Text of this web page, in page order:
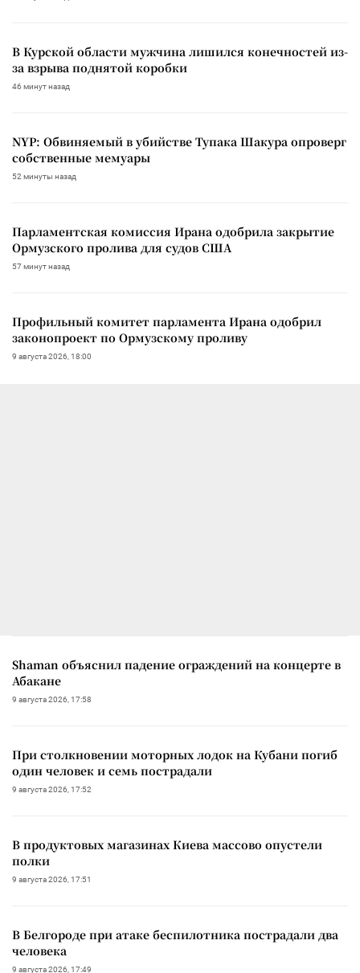
В Курской области мужчина лишился конечностей из-
за взрыва поднятой коробки
46 минут назад
NYP: Обвиняемый в убийстве Тупака Шакура опроверг
собственные мемуары
52 минуты назад
Парламентская комиссия Ирана одобрила закрытие
Ормузского пролива для судов США
57 минут назад
Профильный комитет парламента Ирана одобрил
законопроект по Ормузскому проливу
9 августа 2026, 18:00
Shaman объяснил падение ограждений на концерте в
Абакане
9 августа 2026, 17:58
При столкновении моторных лодок на Кубани погиб
один человек и семь пострадали
9 августа 2026, 17:52
В продуктовых магазинах Киева массово опустели
полки
9 августа 2026, 17:51
В Белгороде при атаке беспилотника пострадали два
человека
9 августа 2026, 17:49